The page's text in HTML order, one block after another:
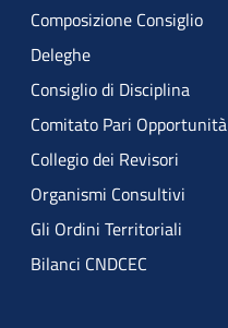
Composizione Consiglio
Deleghe
Consiglio di Disciplina
Comitato Pari Opportunità
Collegio dei Revisori
Organismi Consultivi
Gli Ordini Territoriali
Bilanci CNDCEC